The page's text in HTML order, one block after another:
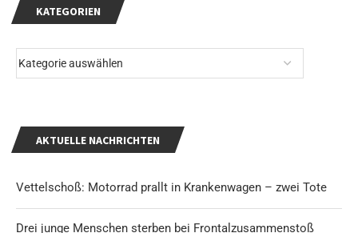
KATEGORIEN
AKTUELLE NACHRICHTEN
Vettelschoß: Motorrad prallt in Krankenwagen – zwei Tote
Drei junge Menschen sterben bei Frontalzusammenstoß